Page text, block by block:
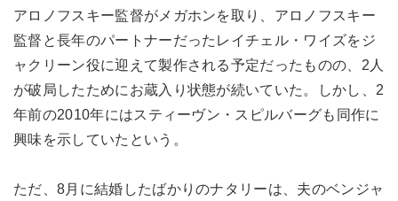
アロノフスキー監督がメガホンを取り、アロノフスキー
監督と長年のパートナーだったレイチェル・ワイズをジ
ャクリーン役に迎えて製作される予定だったものの、2人
が破局したためにお蔵入り状態が続いていた。しかし、2
年前の2010年にはスティーヴン・スピルバーグも同作に
興味を示していたという。
ただ、8月に結婚したばかりのナタリーは、夫のベンジャ